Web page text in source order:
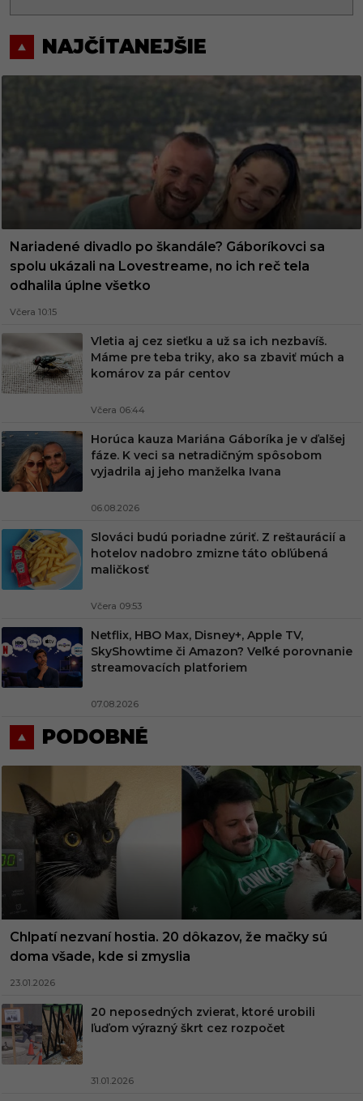
NAJČÍTANEJŠIE
Nariadené divadlo po škandále? Gáboríkovci sa
spolu ukázali na Lovestreame, no ich reč tela
odhalila úplne všetko
Včera 10:15
Vletia aj cez sieťku a už sa ich nezbavíš.
Máme pre teba triky, ako sa zbaviť múch a
komárov za pár centov
Včera 06:44
Horúca kauza Mariána Gáboríka je v ďalšej
fáze. K veci sa netradičným spôsobom
vyjadrila aj jeho manželka Ivana
06.08.2026
Slováci budú poriadne zúriť. Z reštaurácií a
hotelov nadobro zmizne táto obľúbená
maličkosť
Včera 09:53
Netflix, HBO Max, Disney+, Apple TV,
SkyShowtime či Amazon? Veľké porovnanie
streamovacích platforiem
07.08.2026
PODOBNÉ
Chlpatí nezvaní hostia. 20 dôkazov, že mačky sú
doma všade, kde si zmyslia
23.01.2026
20 neposedných zvierat, ktoré urobili
ľuďom výrazný škrt cez rozpočet
31.01.2026